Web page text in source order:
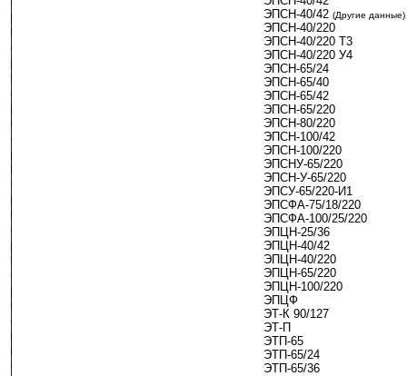
ЭПСН-40/42- (Другие данные)
ЭПСН-40/220
ЭПСН-40/220 Т3
ЭПСН-40/220 У4
ЭПСН-65/24
ЭПСН-65/40
ЭПСН-65/42
ЭПСН-65/220
ЭПСН-80/220
ЭПСН-100/42
ЭПСН-100/220
ЭПСНУ-65/220
ЭПСН-У-65/220
ЭПСУ-65/220-И1
ЭПСФА-75/18/220
ЭПСФА-100/25/220
ЭПЦН-25/36
ЭПЦН-40/42
ЭПЦН-40/220
ЭПЦН-65/220
ЭПЦН-100/220
ЭПЦФ
ЭТ-К 90/127
ЭТ-П
ЭТП-65
ЭТП-65/24
ЭТП-65/36